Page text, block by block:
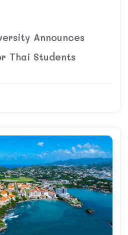
Announces
Thai Students